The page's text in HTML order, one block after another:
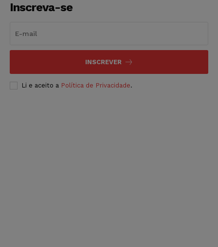
Inscreva-se
INSCREVER
Li e aceito a Política de Privacidade.